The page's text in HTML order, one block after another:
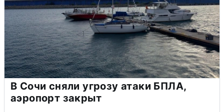
В Сочи сняли угрозу атаки БПЛА,
аэропорт закрыт